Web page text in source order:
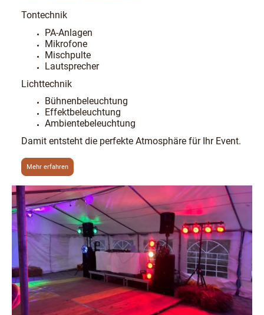
Tontechnik
PA-Anlagen
Mikrofone
Mischpulte
Lautsprecher
Lichttechnik
Bühnenbeleuchtung
Effektbeleuchtung
Ambientebeleuchtung
Damit entsteht die perfekte Atmosphäre für Ihr Event.
Mehr erfahren